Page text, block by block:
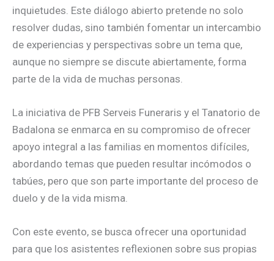
inquietudes. Este diálogo abierto pretende no solo
resolver dudas, sino también fomentar un intercambio
de experiencias y perspectivas sobre un tema que,
aunque no siempre se discute abiertamente, forma
parte de la vida de muchas personas.
La iniciativa de PFB Serveis Funeraris y el Tanatorio de
Badalona se enmarca en su compromiso de ofrecer
apoyo integral a las familias en momentos difíciles,
abordando temas que pueden resultar incómodos o
tabúes, pero que son parte importante del proceso de
duelo y de la vida misma.
Con este evento, se busca ofrecer una oportunidad
para que los asistentes reflexionen sobre sus propias